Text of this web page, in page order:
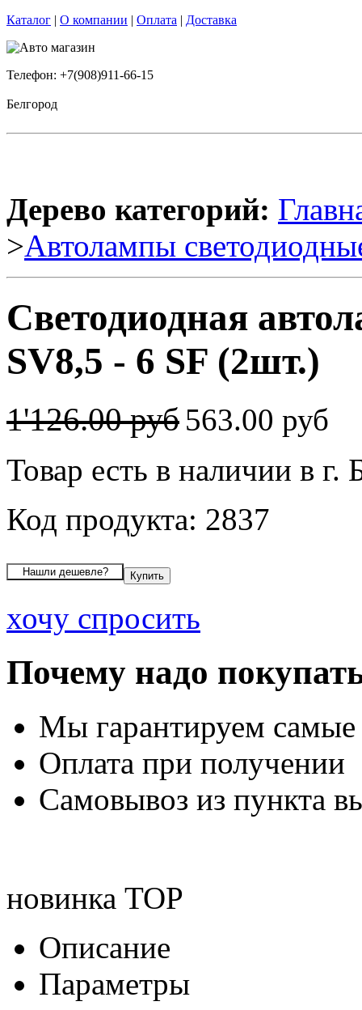
Каталог | О компании | Оплата | Доставка
Телефон: +7(908)911-66-15
Белгород
Дерево категорий:
>Автолампы
Светодиодная
SV8,5 - 6 SF (2шт.)
1'126.00 руб 563.00 руб
Товар есть в наличии в г.
Код продукта: 2837
хочу спросить
Почему надо
Мы гарантируем
Оплата при получении
Самовывоз из пункта
новинка TOP
Описание
Параметры